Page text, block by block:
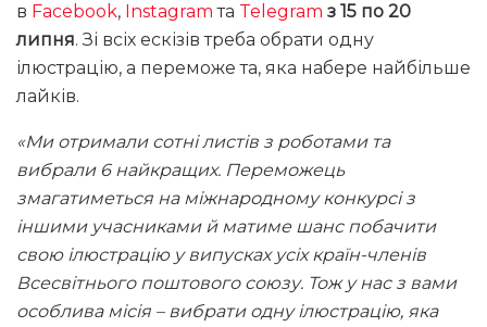
в Facebook, Instagram та Telegram з 15 по 20
липня. Зі всіх ескізів треба обрати одну
ілюстрацію, а переможе та, яка набере найбільше
лайків.
«Ми отримали сотні листів з роботами та
вибрали 6 найкращих. Переможець
змагатиметься на міжнародному конкурсі з
іншими учасниками й матиме шанс побачити
свою ілюстрацію у випусках усіх країн-членів
Всесвітнього поштового союзу. Тож у нас з вами
особлива місія – вибрати одну ілюстрацію, яка